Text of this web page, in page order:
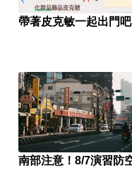
帶著皮克敏一起出門吧
南部注意！8/7演習防